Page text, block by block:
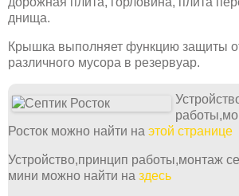
днища.
Крышка выполняет функцию защиты
различного мусора в резервуар.
Росток можно найти на этой странице
Устройство,принцип работы,монтаж
мини можно найти на здесь